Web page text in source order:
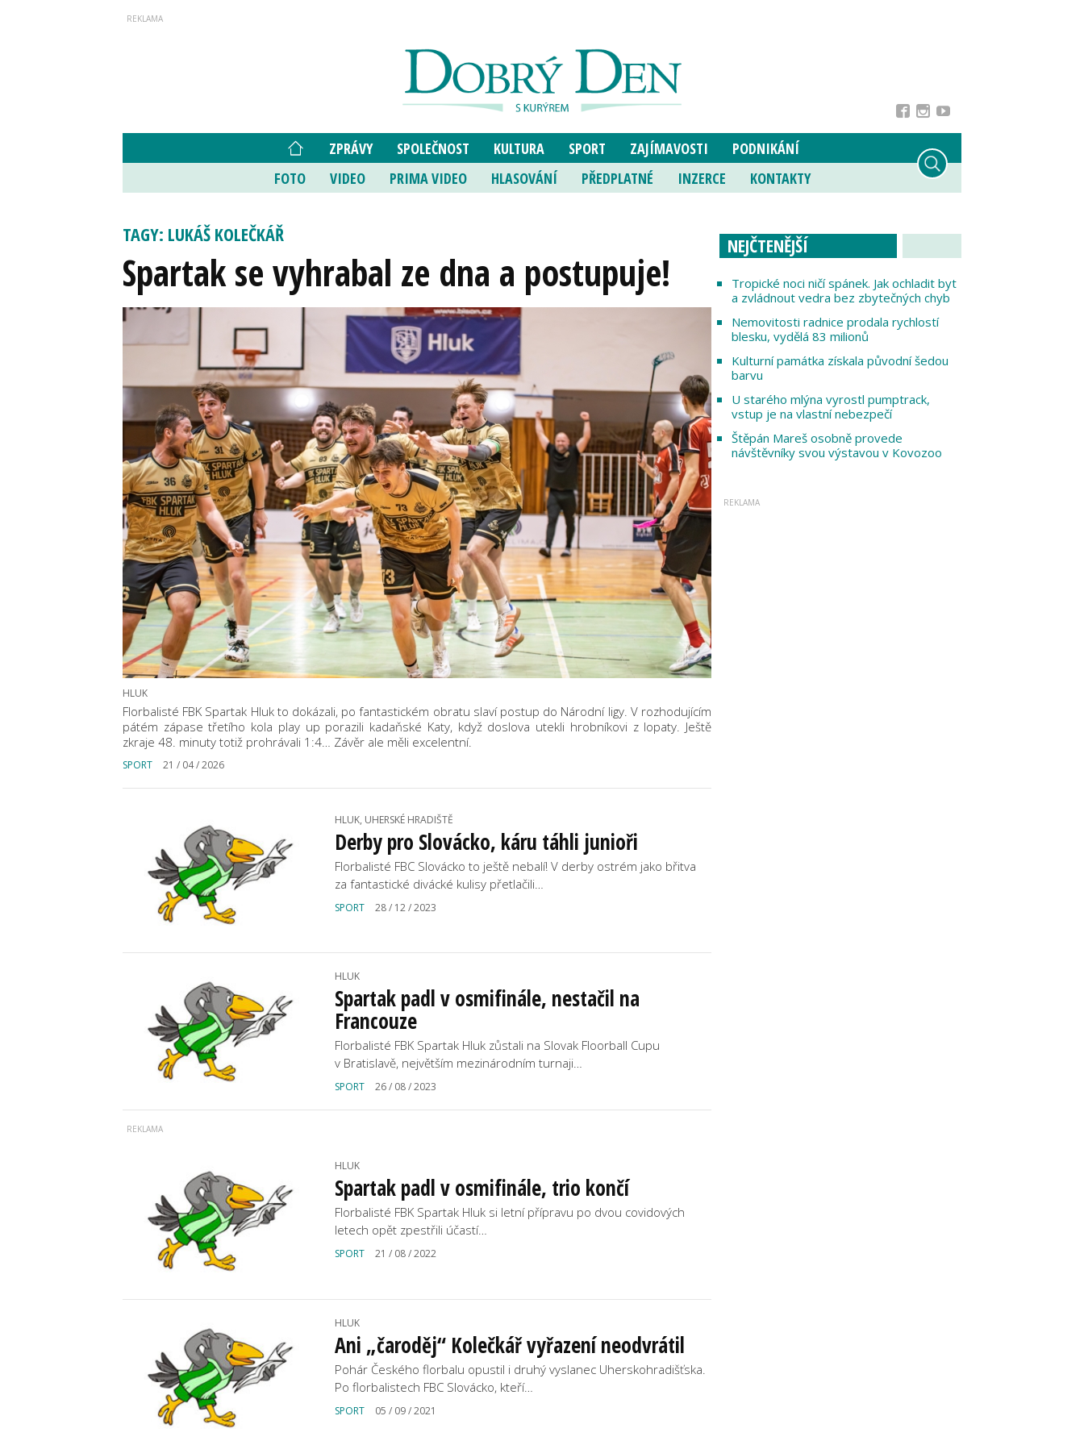
ZPRÁVY SPOLEČNOST KULTURA SPORT ZAJÍMAVOSTI
PODNIKÁNÍ
FOTO
VIDEO PRIMA VIDEO HLASOVÁNÍ PŘEDPLATNÉ INZERCE KONTAKTY
TAGY: LUKÁŠ KOLEČKÁŘ
Spartak se vyhrabal ze dna a postupuje!
HLUK
Florbalisté FBK Spartak Hluk to dokázali, po fantastickém obratu slaví postup do Národní ligy. V rozhodujícím
pátém zápase třetího kola play up porazili kadaňské Katy, když doslova utekli hrobníkovi z lopaty. Ještě
zkraje 48. minuty totiž prohrávali 1:4… Závěr ale měli excelentní.
SPORT 21 / 04 / 2026
HLUK, UHERSKÉ HRADIŠTĚ
Derby pro Slovácko, káru táhli junioři
Florbalisté FBC Slovácko to ještě nebalí! V derby ostrém jako břitva
za fantastické divácké kulisy přetlačili…
SPORT 28 / 12 / 2023
HLUK
Spartak padl v osmifinále, nestačil na
Francouze
Florbalisté FBK Spartak Hluk zůstali na Slovak Floorball Cupu
v Bratislavě, největším mezinárodním turnaji…
SPORT 26 / 08 / 2023
HLUK
Spartak padl v osmifinále, trio končí
Florbalisté FBK Spartak Hluk si letní přípravu po dvou covidových
letech opět zpestřili účastí…
SPORT 21 / 08 / 2022
HLUK
Ani „čaroděj“ Kolečkář vyřazení neodvrátil
Pohár Českého florbalu opustil i druhý vyslanec Uherskohradišťska.
Po florbalistech FBC Slovácko, kteří…
SPORT 05 / 09 / 2021
NEJČTENĚJŠÍ
Tropické noci ničí spánek. Jak ochladit byt
a zvládnout vedra bez zbytečných chyb
Nemovitosti radnice prodala rychlostí
blesku, vydělá 83 milionů
Kulturní památka získala původní šedou
barvu
U starého mlýna vyrostl pumptrack,
vstup je na vlastní nebezpečí
Štěpán Mareš osobně provede
návštěvníky svou výstavou v Kovozoo